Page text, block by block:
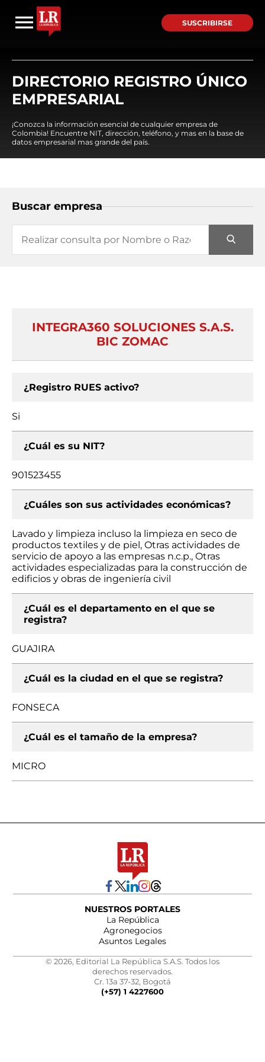
SUSCRIBIRSE
DIRECTORIO REGISTRO ÚNICO
EMPRESARIAL
¡Conozca la información esencial de cualquier empresa de
Colombia! Encuentre NIT, dirección, teléfono, y mas en la base de
datos empresarial mas grande del país.
Buscar empresa
INTEGRA360 SOLUCIONES S.A.S.
BIC ZOMAC
¿Registro RUES activo?
Si
¿Cuál es su NIT?
901523455
¿Cuáles son sus actividades económicas?
Lavado y limpieza incluso la limpieza en seco de
productos textiles y de piel, Otras actividades de
servicio de apoyo a las empresas n.c.p., Otras
actividades especializadas para la construcción de
edificios y obras de ingeniería civil
¿Cuál es el departamento en el que se
registra?
GUAJIRA
¿Cuál es la ciudad en el que se registra?
FONSECA
¿Cuál es el tamaño de la empresa?
MICRO
NUESTROS PORTALES
La República
Agronegocios
Asuntos Legales
© 2026, Editorial La República S.A.S. Todos los
derechos reservados.
Cr. 13a 37-32, Bogotá
(+57) 1 4227600